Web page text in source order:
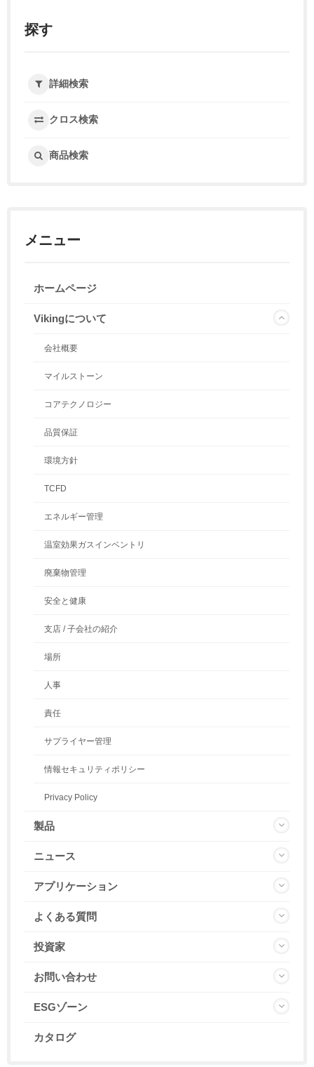
探す
詳細検索
クロス検索
商品検索
メニュー
ホームページ
Vikingについて
会社概要
マイルストーン
コアテクノロジー
品質保証
環境方針
TCFD
エネルギー管理
温室効果ガスインベントリ
廃棄物管理
安全と健康
支店 / 子会社の紹介
場所
人事
責任
サプライヤー管理
情報セキュリティポリシー
Privacy Policy
製品
ニュース
アプリケーション
よくある質問
投資家
お問い合わせ
ESGゾーン
カタログ